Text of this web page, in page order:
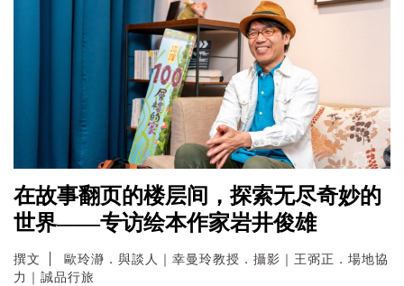
在故事翻页的楼层间，探索无尽奇妙的
世界——专访绘本作家岩井俊雄
撰文
歐玲瀞．與談人｜幸曼玲教授．攝影｜王弼正．場地協
力｜誠品行旅